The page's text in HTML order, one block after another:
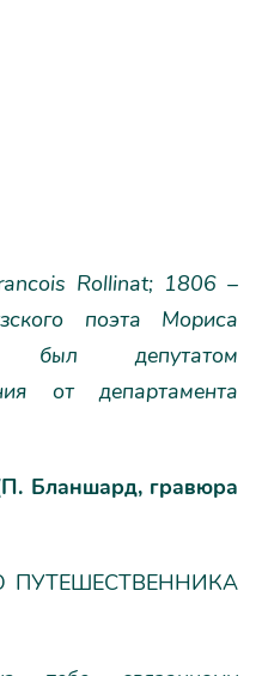
Rollinat; 1806 –
поэта Мориса
был депутатом
от департамента
Бланшард, гравюра